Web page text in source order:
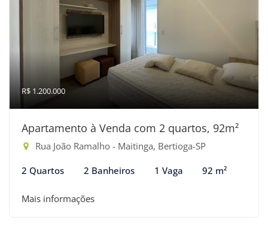
R$ 1.200.000
Apartamento à Venda com 2 quartos, 92m²
Rua João Ramalho - Maitinga, Bertioga-SP
2 Quartos 2 Banheiros 1 Vaga 92 m²
Mais informações